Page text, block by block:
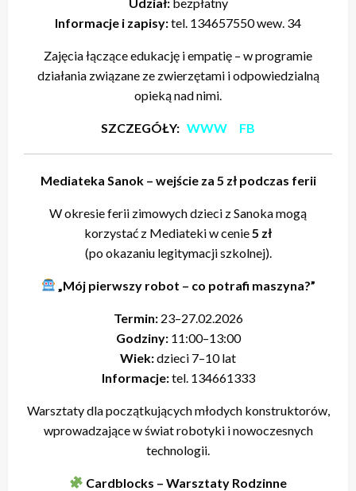
Informacje i zapisy:tel. 134657550 wew. 34
Zajęcia łączące edukację i empatię – w programie
działania związane ze zwierzętami i odpowiedzialną
opieką nad nimi.
SZCZEGÓŁY: WWW FB
Mediateka Sanok – wejście za 5 zł podczas ferii
W okresie ferii zimowych dzieci z Sanoka mogą
korzystać z Mediateki w cenie5 zł
(po okazaniu legitymacji szkolnej).
„Mój pierwszy robot – co potrafi maszyna?”
Termin:23–27.02.2026
Godziny:11:00–13:00
Wiek:dzieci 7–10 lat
Informacje:tel. 134661333
Warsztaty dla początkujących młodych konstruktorów,
wprowadzające w świat robotyki i nowoczesnych
technologii.
Cardblocks – Warsztaty Rodzinne